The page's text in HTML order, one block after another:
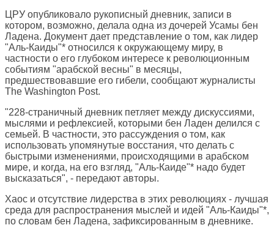
ЦРУ опубликовало рукописный дневник, записи в
котором, возможно, делала одна из дочерей Усамы бен
Ладена. Документ дает представление о том, как лидер
"Аль-Каиды"* относился к окружающему миру, в
частности о его глубоком интересе к революционным
событиям "арабской весны" в месяцы,
предшествовавшие его гибели, сообщают журналисты
The Washington Post.
"228-страничный дневник петляет между дискуссиями,
мыслями и рефлексией, которыми бен Ладен делился с
семьей. В частности, это рассуждения о том, как
использовать упомянутые восстания, что делать с
быстрыми изменениями, происходящими в арабском
мире, и когда, на его взгляд, "Аль-Каиде"* надо будет
высказаться", - передают авторы.
Хаос и отсутствие лидерства в этих революциях - лучшая
среда для распространения мыслей и идей "Аль-Каиды"*,
по словам бен Ладена, зафиксированным в дневнике.